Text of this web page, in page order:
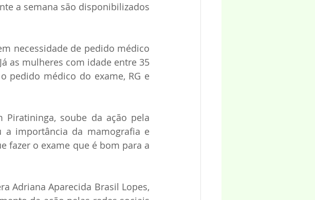
a semana são disponibilizados
necessidade de pedido médico
as mulheres com idade entre 35
pedido médico do exame, RG e
Piratininga, soube da ação pela
a importância da mamografia e
fazer o exame que é bom para a
Adriana Aparecida Brasil Lopes,